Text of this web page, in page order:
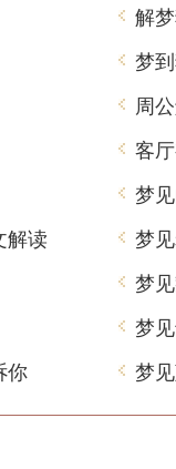
解读
你
解
梦
周
客
梦
梦
梦
梦
梦